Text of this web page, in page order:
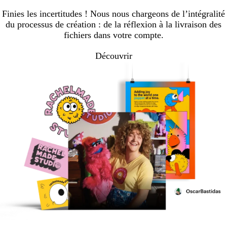
Finies les incertitudes ! Nous nous chargeons de l’intégralité
du processus de création : de la réflexion à la livraison des
fichiers dans votre compte.
Découvrir